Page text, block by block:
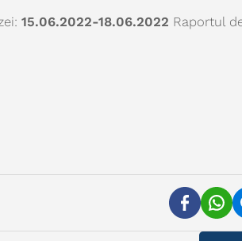
15.06.2022-18.06.2022 Raportul